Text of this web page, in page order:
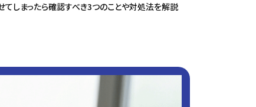
しまったら確認すべき3つのことや対処法を解説